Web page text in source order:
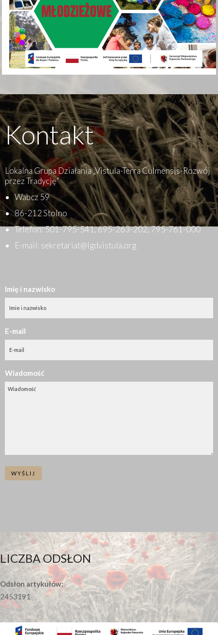
Kontakt
Lokalna Grupa Działania „Vistula-Terra Culmensis-Rozwój
przez Tradycję”
Wabcz 59
86-212 Stolno
Telefon:501-795-541,695-263-202,795-761-000
E-mail: sekretariat@lgdvistula.org
Imię i nazwisko
E-mail
Wiadomość
WYŚLIJ
LICZBA ODSŁON
Odsłon artykułów:
2453191